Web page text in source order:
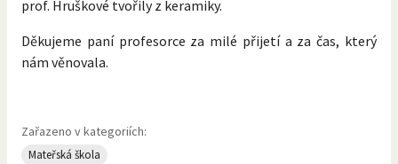
prof. Hruškové tvořily z keramiky.
Děkujeme paní profesorce za milé přijetí a za čas, který
nám věnovala.
Zařazeno v kategoriích:
Mateřská škola